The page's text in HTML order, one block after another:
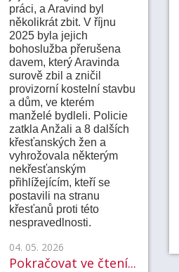
práci, a Aravind byl
několikrát zbit. V říjnu
2025 byla jejich
bohoslužba přerušena
davem, který Aravinda
surově zbil a zničil
provizorní kostelní stavbu
a dům, ve kterém
manželé bydleli. Policie
zatkla Anžali a 8 dalších
křesťanských žen a
vyhrožovala některým
nekřesťanským
přihlížejícím, kteří se
postavili na stranu
křesťanů proti této
nespravedlnosti.
04. 05. 2026
Pokračovat ve čtení...